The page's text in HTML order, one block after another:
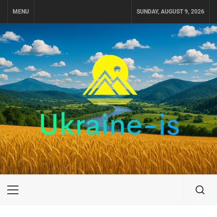
MENU SUNDAY, AUGUST 9, 2026
UKRAINE-IS
ПОДОРОЖI ПО УКРАЇНІ
Primary